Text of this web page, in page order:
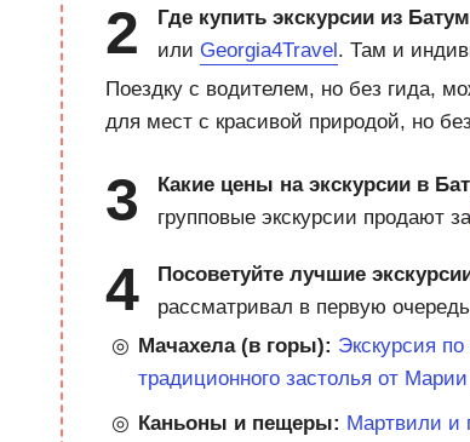
Где купить экскурсии из
или Georgia4Travel. Там и
Поездку с водителем, но без гида,
для мест с красивой природой, но
Какие цены на экскурсии в
групповые экскурсии продают
Посоветуйте лучшие
рассматривал в первую
Мачахела (в горы): Экскурсия
традиционного застолья от Марии
Каньоны и пещеры: Мартвили и